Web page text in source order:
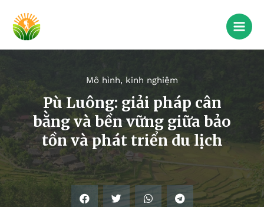
Mô hình, kinh nghiệm
Pù Luông: giải pháp cân
bằng và bền vững giữa bảo
tồn và phát triển du lịch